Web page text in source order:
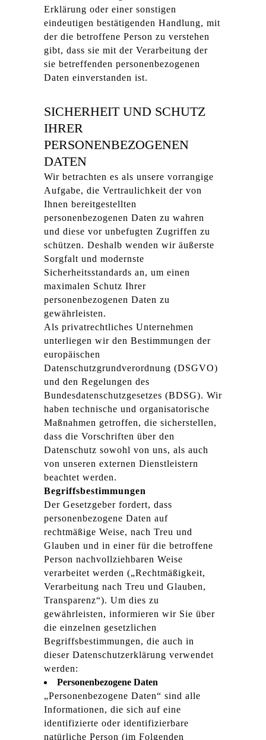
Erklärung oder einer sonstigen
eindeutigen bestätigenden Handlung, mit
der die betroffene Person zu verstehen
gibt, dass sie mit der Verarbeitung der
sie betreffenden personenbezogenen
Daten einverstanden ist.
SICHERHEIT UND SCHUTZ
IHRER
PERSONENBEZOGENEN
DATEN
Wir betrachten es als unsere vorrangige
Aufgabe, die Vertraulichkeit der von
Ihnen bereitgestellten
personenbezogenen Daten zu wahren
und diese vor unbefugten Zugriffen zu
schützen. Deshalb wenden wir äußerste
Sorgfalt und modernste
Sicherheitsstandards an, um einen
maximalen Schutz Ihrer
personenbezogenen Daten zu
gewährleisten.
Als privatrechtliches Unternehmen
unterliegen wir den Bestimmungen der
europäischen
Datenschutzgrundverordnung (DSGVO)
und den Regelungen des
Bundesdatenschutzgesetzes (BDSG). Wir
haben technische und organisatorische
Maßnahmen getroffen, die sicherstellen,
dass die Vorschriften über den
Datenschutz sowohl von uns, als auch
von unseren externen Dienstleistern
beachtet werden.
Begriffsbestimmungen
Der Gesetzgeber fordert, dass
personenbezogene Daten auf
rechtmäßige Weise, nach Treu und
Glauben und in einer für die betroffene
Person nachvollziehbaren Weise
verarbeitet werden („Rechtmäßigkeit,
Verarbeitung nach Treu und Glauben,
Transparenz“). Um dies zu
gewährleisten, informieren wir Sie über
die einzelnen gesetzlichen
Begriffsbestimmungen, die auch in
dieser Datenschutzerklärung verwendet
werden:
Personenbezogene Daten
„Personenbezogene Daten“ sind alle
Informationen, die sich auf eine
identifizierte oder identifizierbare
natürliche Person (im Folgenden